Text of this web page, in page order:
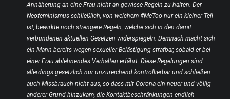
Annäherung an eine Frau nicht an gewisse Regeln zu halten. Der
Neofeminismus schließlich, von welchem #MeToo nur ein kleiner Teil
ist, bewirkte noch strengere Regeln, welche sich in den damit
verbundenen aktuellen Gesetzen widerspiegeln. Demnach macht sich
ein Mann bereits wegen sexueller Belästigung strafbar, sobald er bei
einer Frau ablehnendes Verhalten erfährt. Diese Regelungen sind
allerdings gesetzlich nur unzureichend kontrollierbar und schließen
auch Missbrauch nicht aus, so dass mit Corona ein neuer und völlig
anderer Grund hinzukam, die Kontaktbeschränkungen endlich